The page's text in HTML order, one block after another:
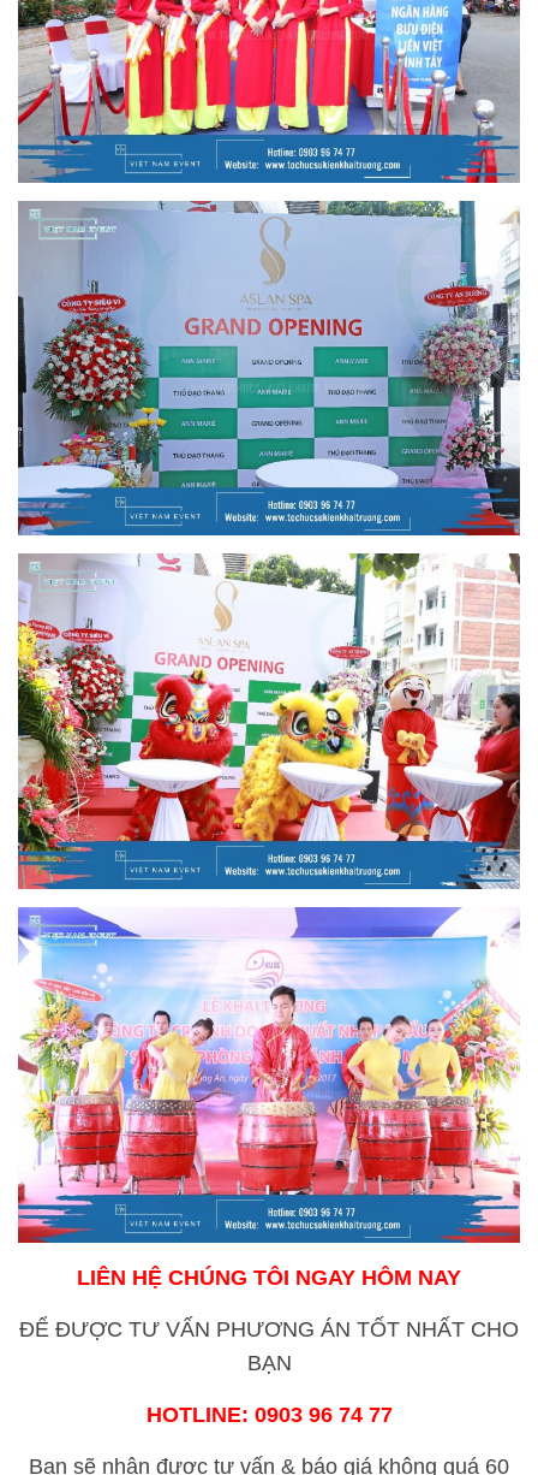
LIÊN HỆ CHÚNG TÔI NGAY HÔM NAY
ĐỂ ĐƯỢC TƯ VẤN PHƯƠNG ÁN TỐT NHẤT CHO
BẠN
HOTLINE: 0903 96 74 77
Bạn sẽ nhận được tư vấn & báo giá không quá 60